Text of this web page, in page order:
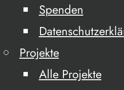
Spenden
Projekte
Alle Projekte